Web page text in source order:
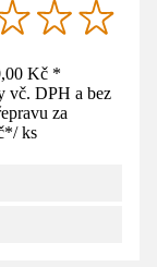
Kč *
vč. DPH a bez
za
*/ ks